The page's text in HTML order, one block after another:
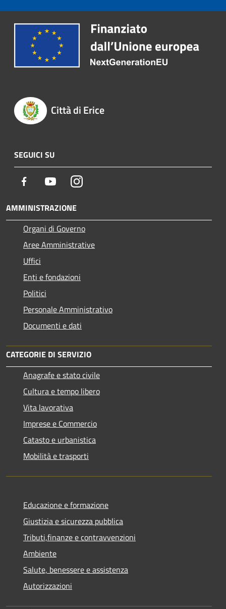
Città di Erice
SEGUICI SU
Facebook YoutubeInstagram
AMMINISTRAZIONE
Organi di Governo
Aree Amministrative
Uffici
Enti e fondazioni
Politici
Personale Amministrativo
Documenti e dati
CATEGORIE DI SERVIZIO
Anagrafe e stato civile
Cultura e tempo libero
Vita lavorativa
Imprese e Commercio
Catasto e urbanistica
Mobilità e trasporti
Educazione e formazione
Giustizia e sicurezza pubblica
Tributi,finanze e contravvenzioni
Ambiente
Salute, benessere e assistenza
Autorizzazioni